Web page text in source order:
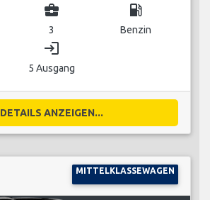
business_center
3
local_gas_station
Benzin
login
5 Ausgang
DETAILS ANZEIGEN...
MITTELKLASSEWAGEN